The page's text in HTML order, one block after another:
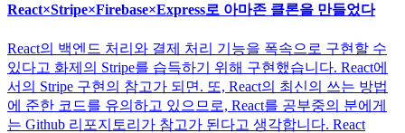
React×Stripe×Firebase×Express로 아마존 클론을 만들었다
React의 백엔드 처리와 결제 처리 기능을 폭속으로 구현할 수
있다고 화제의 Stripe를 습득하기 위해 구현했습니다. React에
서의 Stripe 구현의 참고가 되면. 또, React의 최신의 쓰는 방법
에 준한 코드를 유의하고 있으므로, React를 공부중의 분에게
는 Github 리포지토리가 참고가 된다고 생각합니다. React